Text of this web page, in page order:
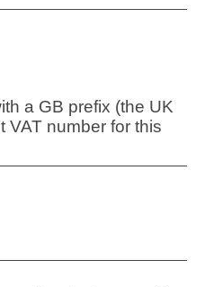
a GB prefix (the UK
VAT number for this